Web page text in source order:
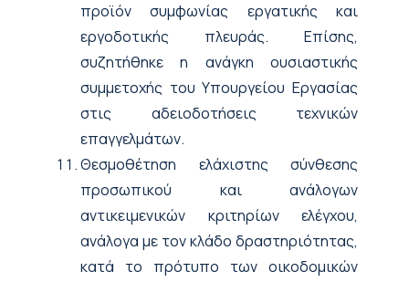
προϊόν συμφωνίας εργατικής και
εργοδοτικής πλευράς. Επίσης,
συζητήθηκε η ανάγκη ουσιαστικής
συμμετοχής του Υπουργείου Εργασίας
στις αδειοδοτήσεις τεχνικών
επαγγελμάτων.
Θεσμοθέτηση ελάχιστης σύνθεσης
προσωπικού και ανάλογων
αντικειμενικών κριτηρίων ελέγχου,
ανάλογα με τον κλάδο δραστηριότητας,
κατά το πρότυπο των οικοδομικών